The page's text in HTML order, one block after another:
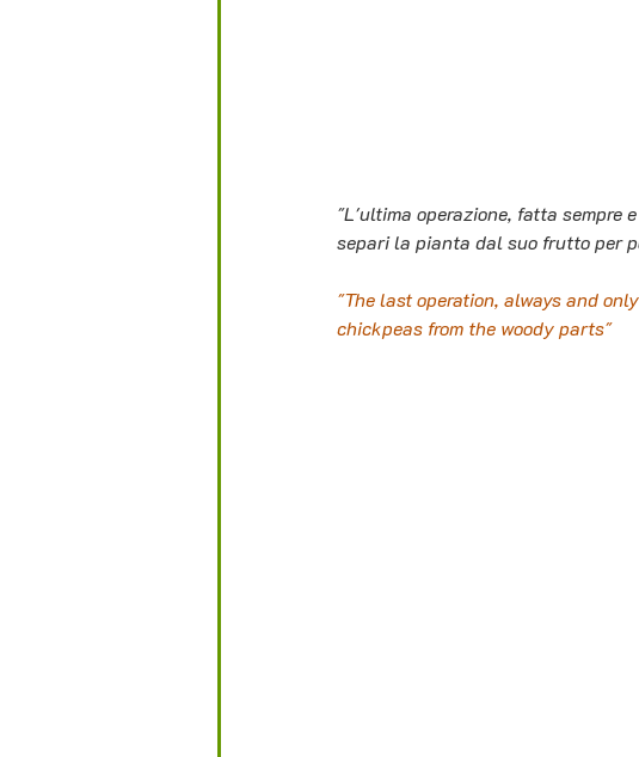
"L'ultima operazione, fatta sempre
separi la pianta dal suo frutto per
"The last operation, always and
chickpeas from the woody parts"